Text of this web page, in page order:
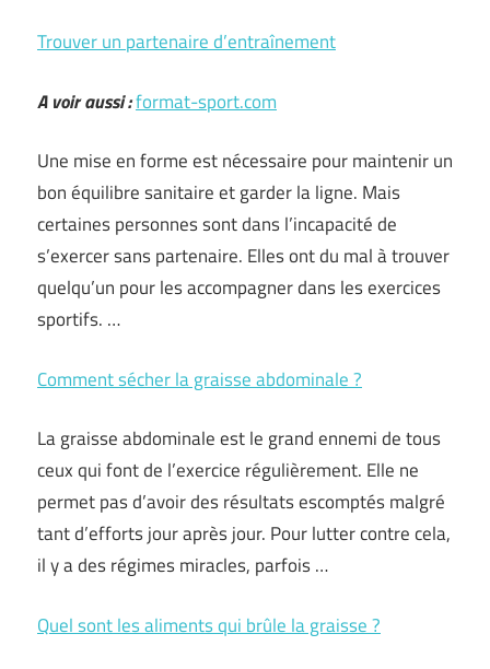
Trouver un partenaire d’entraînement
A voir aussi :format-sport.com
Une mise en forme est nécessaire pour maintenir un
bon équilibre sanitaire et garder la ligne. Mais
certaines personnes sont dans l’incapacité de
s’exercer sans partenaire. Elles ont du mal à trouver
quelqu’un pour les accompagner dans les exercices
sportifs. …
Comment sécher la graisse abdominale ?
La graisse abdominale est le grand ennemi de tous
ceux qui font de l’exercice régulièrement. Elle ne
permet pas d’avoir des résultats escomptés malgré
tant d’efforts jour après jour. Pour lutter contre cela,
il y a des régimes miracles, parfois …
Quel sont les aliments qui brûle la graisse ?